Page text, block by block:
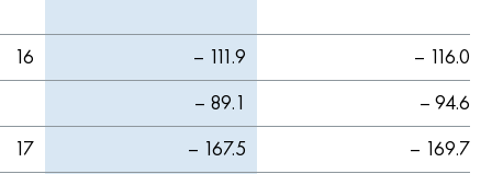
16 – 111.9
– 116.0
– 89.1
– 94.6
17
– 167.5
– 169.7